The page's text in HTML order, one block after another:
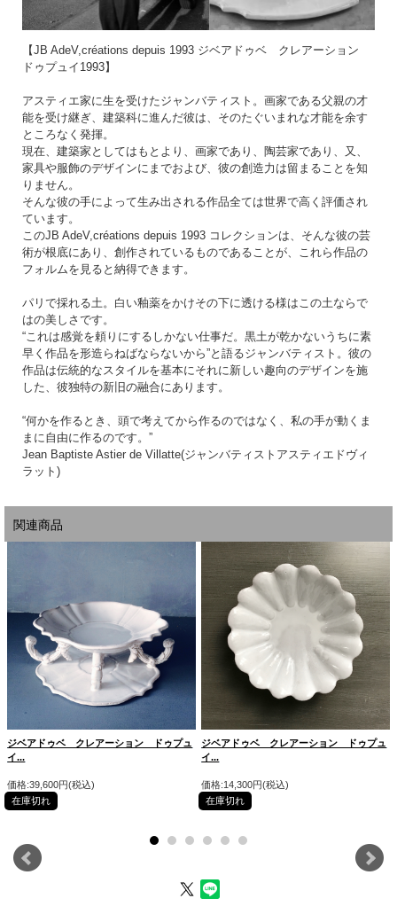
【JB AdeV,créations depuis 1993 ジベアドゥベ クレアーション
ドゥプュイ1993】
アスティエ家に生を受けたジャンバティスト。画家である父親の才
能を受け継ぎ、建築科に進んだ彼は、そのたぐいまれな才能を余す
ところなく発揮。
現在、建築家としてはもとより、画家であり、陶芸家であり、又、
家具や服飾のデザインにまでおよび、彼の創造力は留まることを知
りません。
そんな彼の手によって生み出される作品全ては世界で高く評価され
ています。
このJB AdeV,créations depuis 1993 コレクションは、そんな彼の芸
術が根底にあり、創作されているものであることが、これら作品の
フォルムを見ると納得できます。
パリで採れる土。白い釉薬をかけその下に透ける様はこの土ならで
はの美しさです。
“これは感覚を頼りにするしかない仕事だ。黒土が乾かないうちに素
早く作品を形造らねばならないから”と語るジャンバティスト。彼の
作品は伝統的なスタイルを基本にそれに新しい趣向のデザインを施
した、彼独特の新旧の融合にあります。
“何かを作るとき、頭で考えてから作るのではなく、私の手が動くま
まに自由に作るのです。”
Jean Baptiste Astier de Villatte(ジャンバティストアスティエドヴィ
ラット)
関連商品
ジベアドゥベ クレアーション ドゥプュ
イ...
価格:39,600円(税込)
在庫切れ
ジベアドゥベ クレアーション ドゥプュ
イ...
価格:14,300円(税込)
在庫切れ